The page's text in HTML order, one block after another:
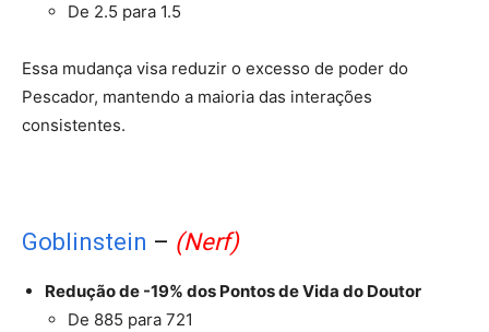
De 2.5 para 1.5
Essa mudança visa reduzir o excesso de poder do
Pescador, mantendo a maioria das interações
consistentes.
Goblinstein – (Nerf)
Redução de -19% dos Pontos de Vida do Doutor
De 885 para 721